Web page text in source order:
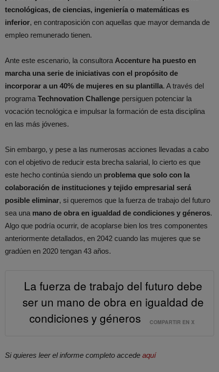
tecnológicas, de ciencias, ingeniería o matemáticas es
inferior, en contraposición con aquellas que mayor demanda de
empleo remunerado tienen.
Ante este escenario, la consultora Accenture ha puesto en
marcha una serie de iniciativas con el propósito de
incorporar a un 40% de mujeres en su plantilla. A través del
programa Technovation Challenge persiguen potenciar la
vocación tecnológica e impulsar la formación de esta disciplina
en las más jóvenes.
Sin embargo, y pese a las numerosas acciones llevadas a cabo
con el objetivo de reducir esta brecha salarial, lo cierto es que
este hecho continúa siendo un problema que solo con la
colaboración de instituciones y tejido empresarial será
posible eliminar, si queremos que la fuerza de trabajo del futuro
sea una mano de obra en igualdad de condiciones y géneros.
Algo que podría ocurrir, de acoplarse bien los tres componentes
anteriormente detallados, en 2042 cuando las mujeres que se
gradúen en 2020 tengan 43 años.
La fuerza de trabajo del futuro debe
ser un mano de obra en igualdad de
condiciones y géneros
COMPARTIR EN X
Si quieres leer el informe completo accede aquí